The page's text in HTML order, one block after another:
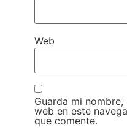
Web
Guarda mi
web en este
que comente.